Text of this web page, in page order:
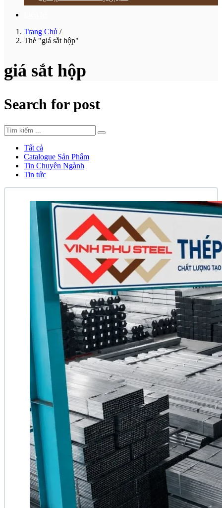
Trang Chủ /
Thẻ "giá sắt hộp"
giá sắt hộp
Search for post
Tất cả
Catalogue Sản Phẩm
Tin Chuyên Ngành
Tin tức